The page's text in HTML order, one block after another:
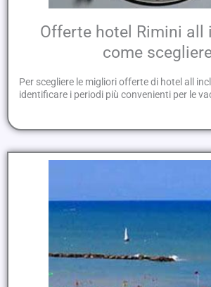
Offerte hotel Rimini all
come
Per scegliere le migliori offerte di hotel all
identificare i periodi più convenienti per le